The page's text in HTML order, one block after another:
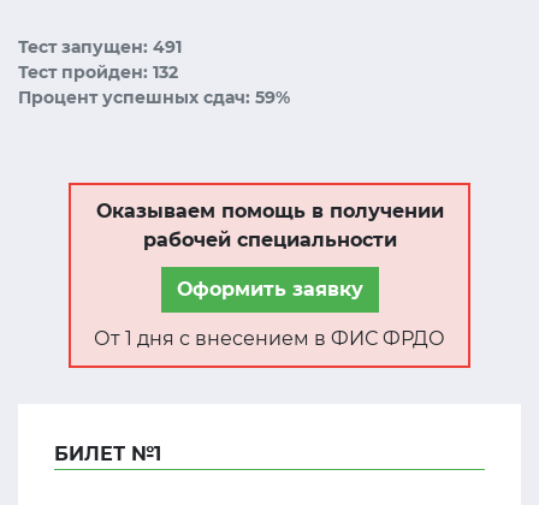
Тест запущен: 491
Тест пройден: 132
Процент успешных сдач: 59%
Оказываем помощь в получении
рабочей специальности
Оформить заявку
От 1 дня с внесением в ФИС ФРДО
БИЛЕТ №1